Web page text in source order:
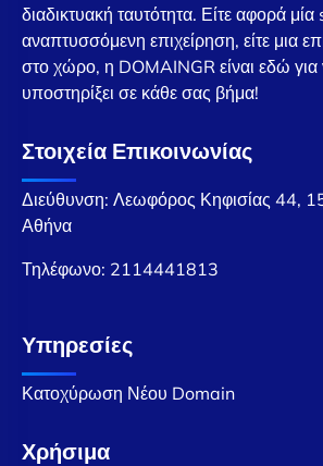
διαδικτυακή ταυτότητα. Είτε αφορά
αναπτυσσόμενη επιχείρηση, είτε μια
στο χώρο, η DOMAINGR είναι εδώ για
υποστηρίξει σε κάθε σας βήμα!
Στοιχεία Επικοινωνίας
Διεύθυνση: Λεωφόρος Κηφισίας 44,
Αθήνα
Τηλέφωνο: 2114441813
Υπηρεσίες
Κατοχύρωση Νέου Domain
Χρήσιμα